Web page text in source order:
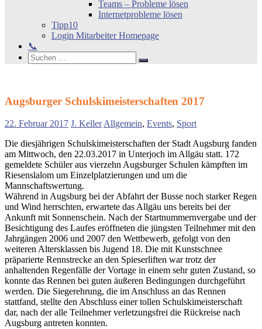
Teams – Probleme lösen
Internetprobleme lösen
Tipp10
Login Mitarbeiter Homepage
📞
Search
Suchen
nach:
Suchen
Augsburger Schulskimeisterschaften 2017
22. Februar 2017 J. KellerAllgemein, Events, Sport
Die diesjährigen Schulskimeisterschaften der Stadt Augsburg fanden
am Mittwoch, den 22.03.2017 in Unterjoch im Allgäu statt. 172
gemeldete Schüler aus vierzehn Augsburger Schulen kämpften im
Riesenslalom um Einzelplatzierungen und um die
Mannschaftswertung.
Während in Augsburg bei der Abfahrt der Busse noch starker Regen
und Wind herrschten, erwartete das Allgäu uns bereits bei der
Ankunft mit Sonnenschein. Nach der Startnummernvergabe und der
Besichtigung des Laufes eröffneten die jüngsten Teilnehmer mit den
Jahrgängen 2006 und 2007 den Wettbewerb, gefolgt von den
weiteren Altersklassen bis Jugend 18. Die mit Kunstschnee
präparierte Rennstrecke an den Spieserliften war trotz der
anhaltenden Regenfälle der Vortage in einem sehr guten Zustand, so
konnte das Rennen bei guten äußeren Bedingungen durchgeführt
werden. Die Siegerehrung, die im Anschluss an das Rennen
stattfand, stellte den Abschluss einer tollen Schulskimeisterschaft
dar, nach der alle Teilnehmer verletzungsfrei die Rückreise nach
Augsburg antreten konnten.